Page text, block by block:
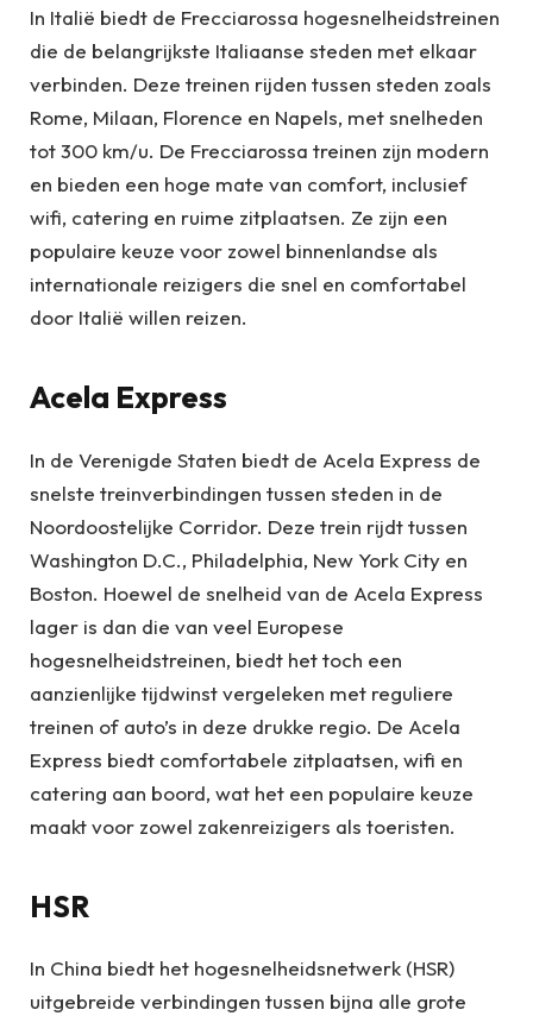
In Italië biedt de Frecciarossa hogesnelheidstreinen
die de belangrijkste Italiaanse steden met elkaar
verbinden. Deze treinen rijden tussen steden zoals
Rome, Milaan, Florence en Napels, met snelheden
tot 300 km/u. De Frecciarossa treinen zijn modern
en bieden een hoge mate van comfort, inclusief
wifi, catering en ruime zitplaatsen. Ze zijn een
populaire keuze voor zowel binnenlandse als
internationale reizigers die snel en comfortabel
door Italië willen reizen.
Acela Express
In de Verenigde Staten biedt de Acela Express de
snelste treinverbindingen tussen steden in de
Noordoostelijke Corridor. Deze trein rijdt tussen
Washington D.C., Philadelphia, New York City en
Boston. Hoewel de snelheid van de Acela Express
lager is dan die van veel Europese
hogesnelheidstreinen, biedt het toch een
aanzienlijke tijdwinst vergeleken met reguliere
treinen of auto’s in deze drukke regio. De Acela
Express biedt comfortabele zitplaatsen, wifi en
catering aan boord, wat het een populaire keuze
maakt voor zowel zakenreizigers als toeristen.
HSR
In China biedt het hogesnelheidsnetwerk (HSR)
uitgebreide verbindingen tussen bijna alle grote